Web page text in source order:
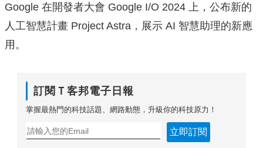
Google 在開發者大會 Google I/O 2024 上，公布新的
人工智慧計畫 Project Astra，展示 AI 智慧助理的新應
用。
訂閱Ｔ客邦電子日報
掌握最熱門的科技話題、網路動態，升級你的科技原力！
立即訂閱